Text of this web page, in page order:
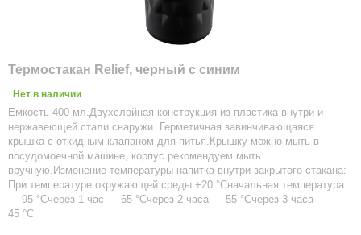
Термостакан Relief, черный с синим
Нет в наличии
Емкость 400 мл.Двухслойная конструкция из пластика внутри и
нержавеющей стали снаружи. Герметичная завинчивающаяся
крышка с откидным клапаном для питья.Крышку можно мыть в
посудомоечной машине, корпус рекомендуем мыть
вручную.Изменение температуры напитка внутри закрытого стакана:
При температуре окружающей среды +20 °Сначальная температура
— 95 °Счерез 1 час — 65 °Счерез 2 часа — 55 °Счерез 3 часа —
45 °С